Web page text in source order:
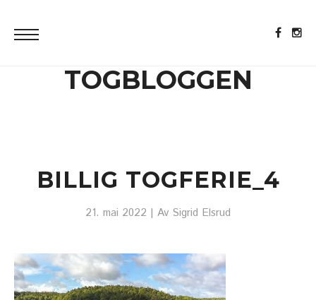
TOGBLOGGEN
BILLIG TOGFERIE_4
21. mai 2022 | Av Sigrid Elsrud